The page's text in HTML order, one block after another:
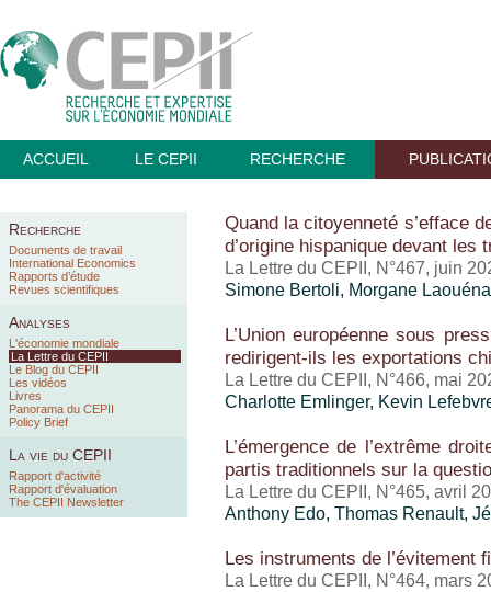
ACCUEIL LE CEPII RECHERCHE
Recherche
Documents de travail
International Economics
Rapports d’étude
Revues scientifiques
Analyses
L'économie mondiale
La Lettre du CEPII
Le Blog du CEPII
Les vidéos
Livres
Panorama du CEPII
Policy Brief
La vie du CEPII
Rapport d'activité
Rapport d'évaluation
The CEPII Newsletter
Quand la citoyenneté s’efface
d’origine hispanique devant les
La Lettre du CEPII, N°467, juin
Simone Bertoli, Morgane
L’Union européenne sous
redirigent-ils les exportations
La Lettre du CEPII, N°466, mai
Charlotte Emlinger, Kevin
L’émergence de l’extrême
partis traditionnels sur la
La Lettre du CEPII, N°465, avril
Anthony Edo, Thomas Renault,
Les instruments de l’évitement
La Lettre du CEPII, N°464, mars